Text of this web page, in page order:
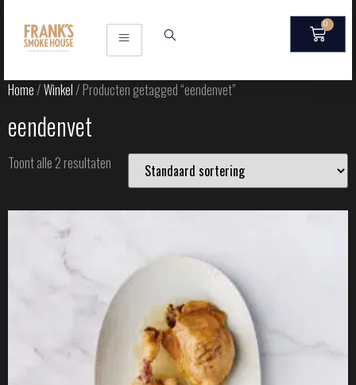
0
Home/Winkel/ Producten getagged “eendenvet”
eendenvet
Toont alle 2 resultaten